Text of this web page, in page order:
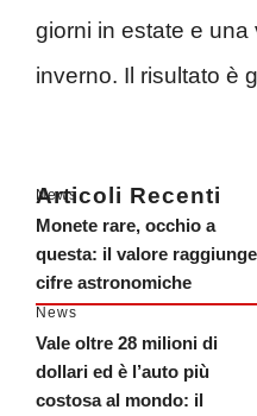
giorni in estate e una
inverno. Il risultato è
Articoli Recenti
News
Monete rare, occhio a
questa: il valore raggiunge
cifre astronomiche
News
Vale oltre 28 milioni di
dollari ed è l’auto più
costosa al mondo: il